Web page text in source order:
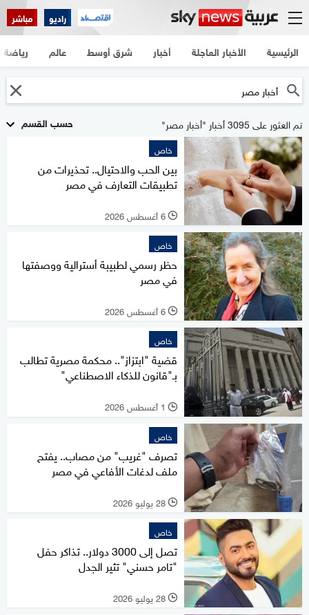
راديو مباشر
الرئيسية الأخبار العاجلة أخبار شرق أوسط عالم رياضة
حسب القسم تم العثور على 3095 أخبار "أخبار مصر"
خاص
بين الحب والاحتيال.. تحذيرات من
تطبيقات التعارف في مصر
l 6 أغسطس 2026
خاص
حظر رسمي لطبيبة أسترالية ووصفتها
في مصر
l 6 أغسطس 2026
خاص
قضية "ابتزاز".. محكمة مصرية تطالب
بـ"قانون للذكاء الاصطناعي"
l 1 أغسطس 2026
خاص
تصرف "غريب" من مصاب.. يفتح
ملف لدغات الأفاعي في مصر
l 28 يوليو 2026
خاص
تصل إلى 3000 دولار.. تذاكر حفل
"تامر حسني" تثير الجدل
l 28 يوليو 2026